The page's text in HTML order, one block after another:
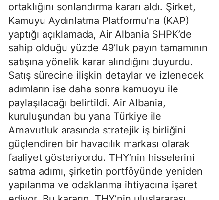
ortaklığını sonlandırma kararı aldı. Şirket,
Kamuyu Aydınlatma Platformu’na (KAP)
yaptığı açıklamada, Air Albania SHPK’de
sahip olduğu yüzde 49’luk payın tamamının
satışına yönelik karar alındığını duyurdu.
Satış sürecine ilişkin detaylar ve izlenecek
adımların ise daha sonra kamuoyu ile
paylaşılacağı belirtildi. Air Albania,
kuruluşundan bu yana Türkiye ile
Arnavutluk arasında stratejik iş birliğini
güçlendiren bir havacılık markası olarak
faaliyet gösteriyordu. THY’nin hisselerini
satma adımı, şirketin portföyünde yeniden
yapılanma ve odaklanma ihtiyacına işaret